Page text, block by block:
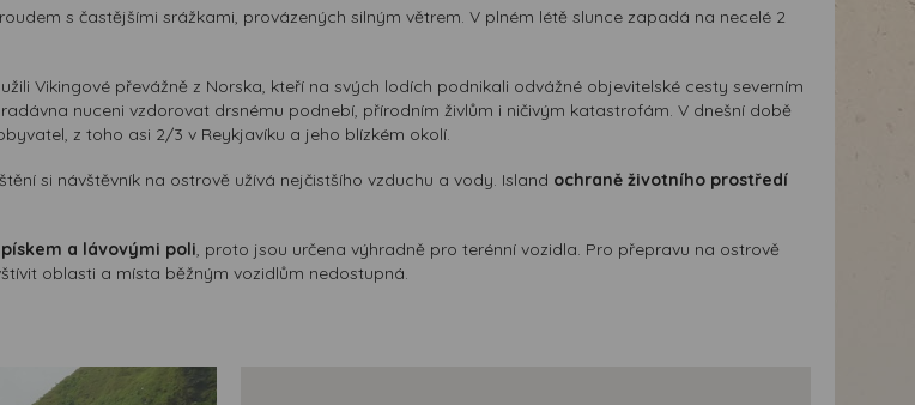
s častějšími srážkami, provázených silným větrem. V plném létě slunce zapadá na necelé 2
Vikingové převážně z Norska, kteří na svých lodích podnikali odvážné objevitelské cesty severním
nuceni vzdorovat drsnému podnebí, přírodním živlům i ničivým katastrofám. V dnešní době
z toho asi 2/3 v Reykjavíku a jeho blízkém okolí.
si návštěvník na ostrově užívá nejčistšího vzduchu a vody. Island ochraně životního prostředí
pískem a lávovými poli, proto jsou určena výhradně pro terénní vozidla. Pro přepravu na ostrově
oblasti a místa běžným vozidlům nedostupná.